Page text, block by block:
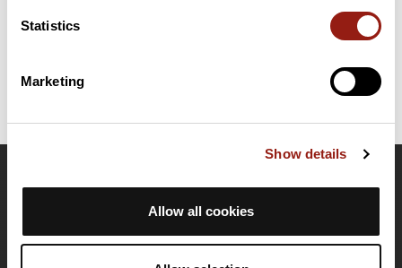
Statistics
Marketing
Show details
Allow all cookies
Dernière modification de la fiche parcours: 19 janvier 2026 à 17:15:56.
OpenRunner
Carrières